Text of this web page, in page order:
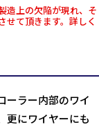
造上の欠陥が現れ、そ
せて頂きます。詳しく
ーラー内部のワイ
更にワイヤーにも